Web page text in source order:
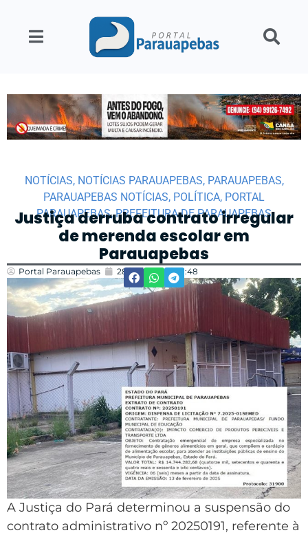
NOTÍCIAS, NOTÍCIAS PARAUAPEBAS, PARAUAPEBAS,
PARAUAPEBAS NOTÍCIAS, POLÍTICA, PORTAL
PARAUAPEBAS,PREFEITURA DE PARAUAPEBAS
Justiça derruba contrato irregular
de merenda escolar em
Parauapebas
Portal Parauapebas 28/02/2025 11:48
A Justiça do Pará determinou a suspensão do
contrato administrativo nº 20250191, referente à